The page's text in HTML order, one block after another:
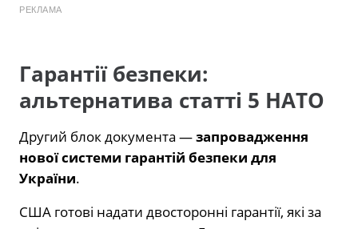
РЕКЛАМА
Гарантії безпеки:
альтернатива статті 5 НАТО
Другий блок документа —запровадження
нової системи гарантій безпеки для
України.
США готові надати двосторонні гарантії, які за